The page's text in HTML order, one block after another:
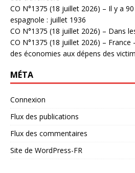
CO N°1375 (18 juillet 2026) – Il y a
espagnole : juillet 1936
CO N°1375 (18 juillet 2026) – Dans
CO N°1375 (18 juillet 2026) – France
des économies aux dépens des
MÉTA
Connexion
Flux des publications
Flux des commentaires
Site de WordPress-FR